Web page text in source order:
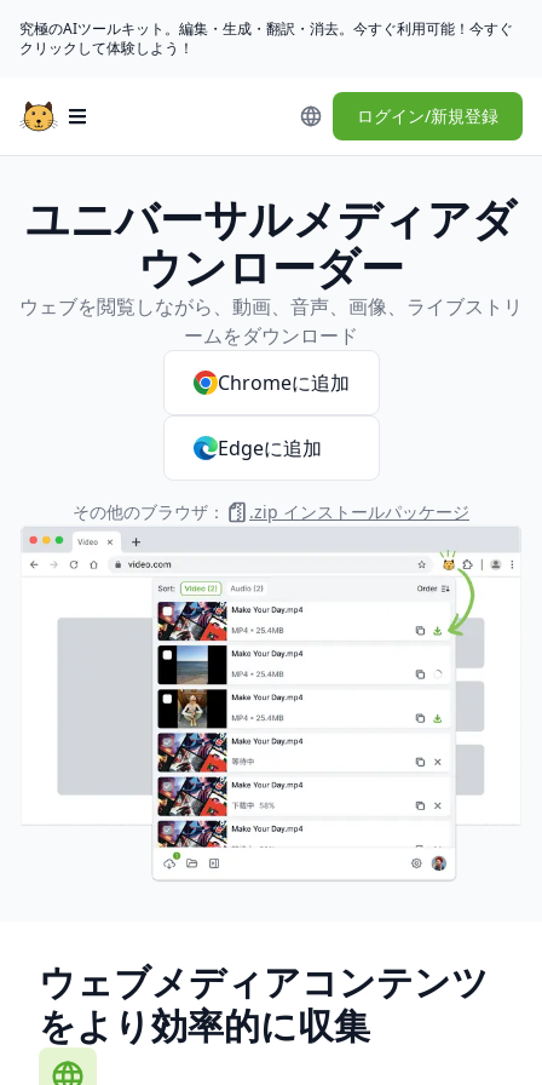
究極のAIツールキット。編集・生成・翻訳・消去。今すぐ利用可能！今すぐ
クリックして体験しよう！
Open main menu ログイン/新規登録
ユニバーサルメディアダ
ウンローダー
ウェブを閲覧しながら、動画、音声、画像、ライブストリ
ームをダウンロード
Chromeに追加
Edgeに追加
その他のブラウザ： .zip インストールパッケージ
ウェブメディアコンテンツ
をより効率的に収集